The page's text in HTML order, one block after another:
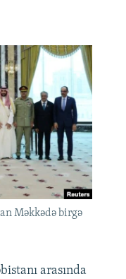
Məkkədə birgə
arasında